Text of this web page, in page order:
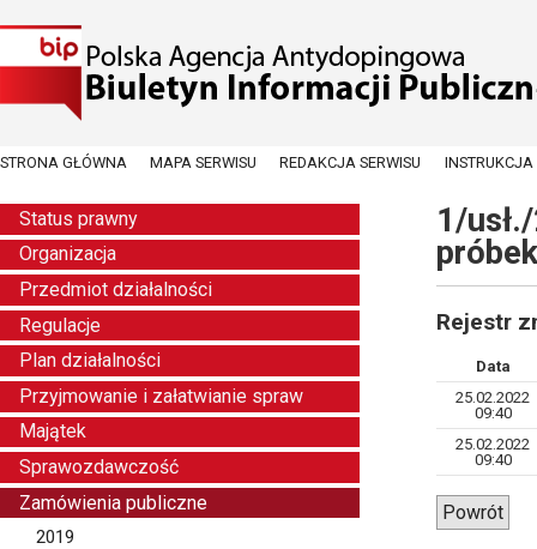
STRONA GŁÓWNA MAPA SERWISU REDAKCJA SERWISU INSTRUKCJA
Status prawny
Organizacja
Przedmiot działalności
Regulacje
Plan działalności
Przyjmowanie i załatwianie spraw
Majątek
Sprawozdawczość
Zamówienia publiczne
2019
1/
Rejestr
Data
25.02.2022
09:40
25.02.2022
09:40
Powrót